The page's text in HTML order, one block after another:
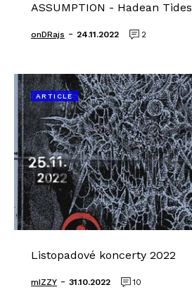
ASSUMPTION - Hadean Tides
onDRajs - 24.11.2022 2
ARTICLE
Listopadové koncerty 2022
mIZZY - 31.10.2022 10